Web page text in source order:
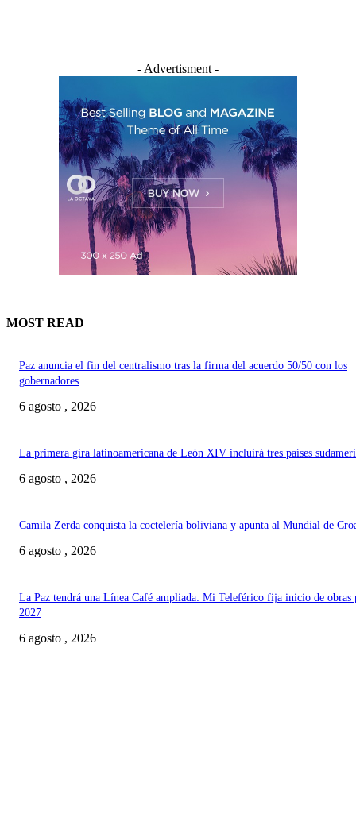
- Advertisment -
MOST READ
Paz anuncia el fin del centralismo tras la firma del acuerdo 50/50 con los
gobernadores
6 agosto , 2026
La primera gira latinoamericana de León XIV incluirá tres países
6 agosto , 2026
Camila Zerda conquista la coctelería boliviana y apunta al Mundial de
6 agosto , 2026
La Paz tendrá una Línea Café ampliada: Mi Teleférico fija inicio de obras
2027
6 agosto , 2026